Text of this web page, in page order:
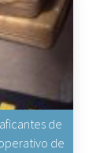
de
de